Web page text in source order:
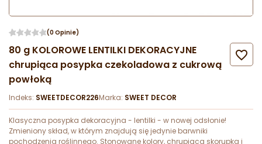
(0 Opinie)
80 g KOLOROWE LENTILKI DEKORACYJNE
chrupiąca posypka czekoladowa z cukrową
powłoką

Indeks: SWEETDECOR226Marka: SWEET DECOR
Klasyczna posypka dekoracyjna - lentilki - w nowej odsłonie!
Zmieniony skład, w którym znajdują się jedynie barwniki
pochodzenia roślinnego. Stonowane kolory, chrupiąca skorupka i